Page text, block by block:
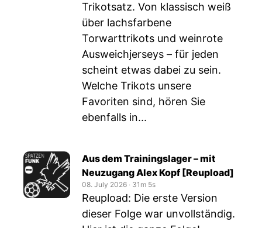
Trikotsatz. Von klassisch weiß
über lachsfarbene
Torwarttrikots und weinrote
Ausweichjerseys – für jeden
scheint etwas dabei zu sein.
Welche Trikots unsere
Favoriten sind, hören Sie
ebenfalls in...
Aus dem Trainingslager – mit
Neuzugang Alex Kopf [Reupload]
08. July 2026 ‧ 31m 5s
Reupload: Die erste Version
dieser Folge war unvollständig.